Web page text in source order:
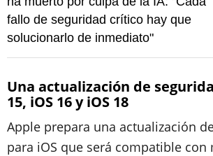
fallo de seguridad crítico hay que
solucionarlo de inmediato"
Una actualización de
15, iOS 16 y iOS 18
Apple prepara una actualización
para iOS que será compatible con